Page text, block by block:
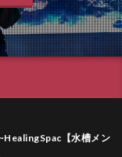
【水槽メン